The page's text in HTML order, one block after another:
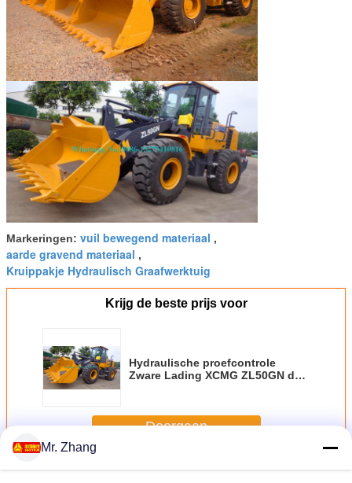
Markeringen: vuil bewegend materiaal ,
aarde gravend materiaal ,
Kruippakje Hydraulisch Graafwerktuig
Krijg de beste prijs voor
Hydraulische proefcontrole
Zware Lading XCMG ZL50GN de
Doorgaan
MeerZware Aarde Bewegende Machines
Mr. Zhang